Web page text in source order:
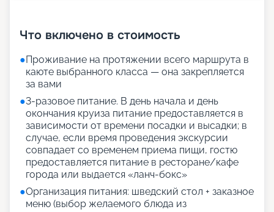
Что включено в стоимость
●Проживание на протяжении всего маршрута в
каюте выбранного класса — она закрепляется
за вами
●3-разовое питание. В день начала и день
окончания круиза питание предоставляется в
зависимости от времени посадки и высадки; в
случае, если время проведения экскурсии
совпадает со временем приема пищи, гостю
предоставляется питание в ресторане/кафе
города или выдается «ланч-бокс»
●Организация питания: шведский стол + заказное
меню (выбор желаемого блюда из